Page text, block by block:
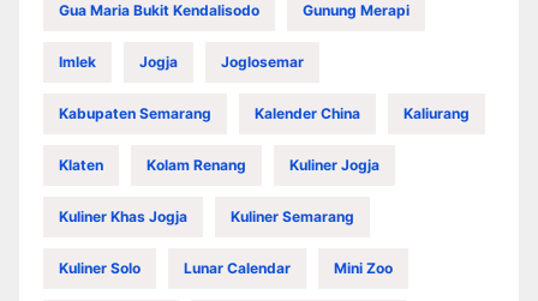
Gua Maria Bukit Kendalisodo Gunung Merapi
Imlek Jogja Joglosemar
Kabupaten Semarang Kalender China Kaliurang
Klaten Kolam Renang Kuliner Jogja
Kuliner Khas Jogja Kuliner Semarang
Kuliner Solo Lunar Calendar Mini Zoo